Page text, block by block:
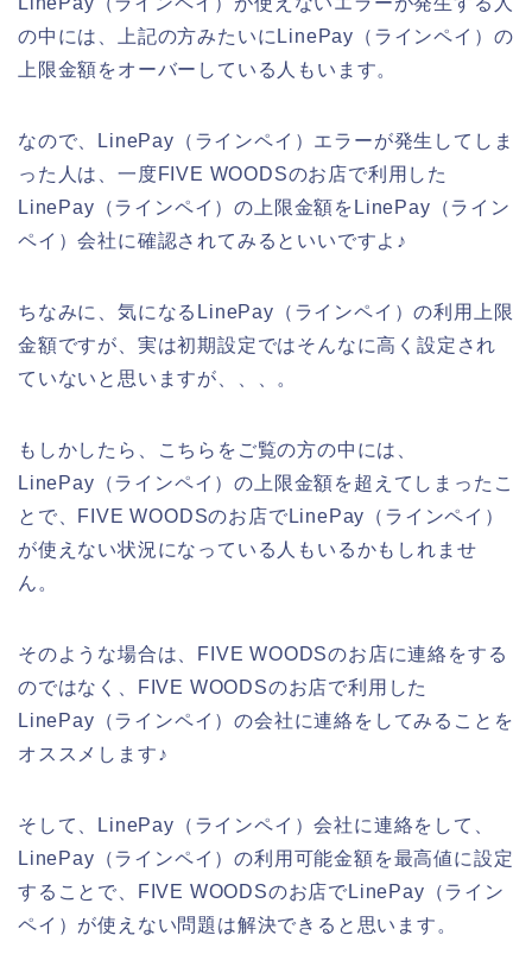
の中には、上記の方みたいにLinePay（ラインペイ）の
上限金額をオーバーしている人もいます。
なので、LinePay（ラインペイ）エラーが発生してしま
った人は、一度FIVE WOODSのお店で利用した
LinePay（ラインペイ）の上限金額をLinePay（ライン
ペイ）会社に確認されてみるといいですよ♪
ちなみに、気になるLinePay（ラインペイ）の利用上限
金額ですが、実は初期設定ではそんなに高く設定され
ていないと思いますが、、、。
もしかしたら、こちらをご覧の方の中には、
LinePay（ラインペイ）の上限金額を超えてしまったこ
とで、FIVE WOODSのお店でLinePay（ラインペイ）
が使えない状況になっている人もいるかもしれませ
ん。
そのような場合は、FIVE WOODSのお店に連絡をする
のではなく、FIVE WOODSのお店で利用した
LinePay（ラインペイ）の会社に連絡をしてみることを
オススメします♪
そして、LinePay（ラインペイ）会社に連絡をして、
LinePay（ラインペイ）の利用可能金額を最高値に設定
することで、FIVE WOODSのお店でLinePay（ライン
ペイ）が使えない問題は解決できると思います。